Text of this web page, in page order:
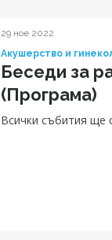
29 ное 2022
Акушерство и
Беседи за
(Програма)
Всички събития ще